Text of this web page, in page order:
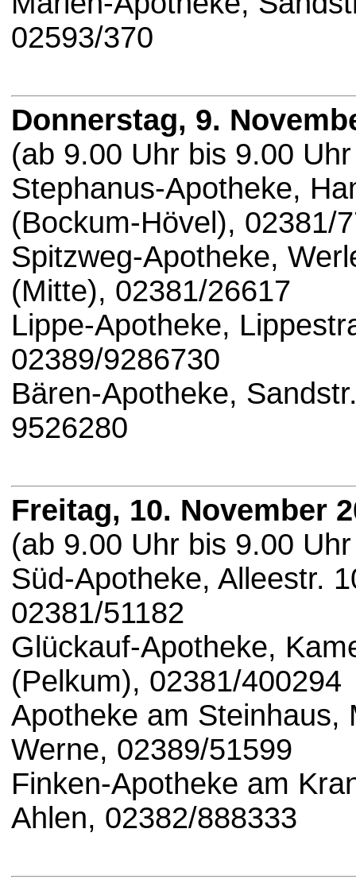
02593/370
Donnerstag, 9.
(ab 9.00 Uhr bis 9.00
Stephanus-Apotheke,
(Bockum-Hövel), 02381/
Spitzweg-Apotheke,
(Mitte), 02381/26617
Lippe-Apotheke,
02389/9286730
Bären-Apotheke,
9526280
Freitag, 10. November
(ab 9.00 Uhr bis 9.00
Süd-Apotheke, Alleestr.
02381/51182
Glückauf-Apotheke,
(Pelkum), 02381/400294
Apotheke am Steinhaus,
Werne, 02389/51599
Finken-Apotheke am
Ahlen, 02382/888333